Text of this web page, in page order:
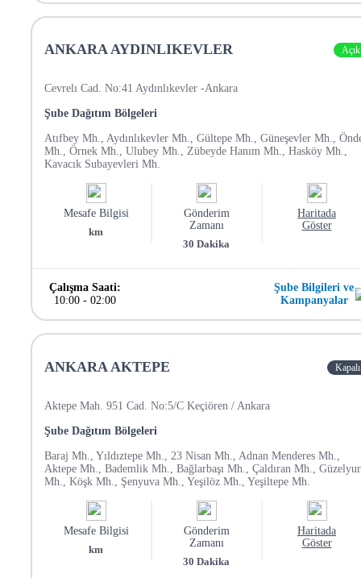
ANKARA AYDINLIKEVLER Açık
Cevrelı Cad. No:41 Aydınlıkevler -Ankara
Şube Dağıtım Bölgeleri
Atıfbey Mh., Aydınlıkevler Mh., Gültepe Mh., Güneşevler Mh.,
Mh., Örnek Mh., Ulubey Mh., Zübeyde Hanım Mh., Hasköy Mh.,
Kavacık Subayevleri Mh.
Mesafe Bilgisi
km
Gönderim
Zamanı
30 Dakika
Haritada
Göster
Çalışma Saati:
10:00- 02:00
Şube Bilgileri ve
Kampanyalar
ANKARA AKTEPE Kapalı
Aktepe Mah. 951 Cad. No:5/C Keçiören / Ankara
Şube Dağıtım Bölgeleri
Baraj Mh., Yıldıztepe Mh., 23 Nisan Mh., Adnan Menderes Mh.,
Aktepe Mh., Bademlik Mh., Bağlarbaşı Mh., Çaldıran Mh.,
Mh., Köşk Mh., Şenyuva Mh., Yeşilöz Mh., Yeşiltepe Mh.
Mesafe Bilgisi
km
Gönderim
Zamanı
30 Dakika
Haritada
Göster